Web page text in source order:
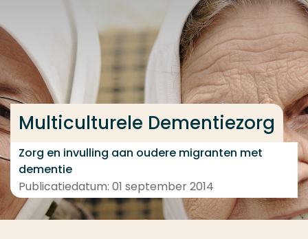
Multiculturele Dementiezorg
Zorg en invulling aan oudere migranten met
dementie
Publicatiedatum: 01 september 2014
Veel gezocht
Opleiding
Contact